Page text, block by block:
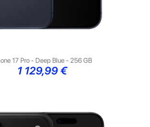
17 Pro - Deep Blue - 256 GB
Preço
1 129,99 €